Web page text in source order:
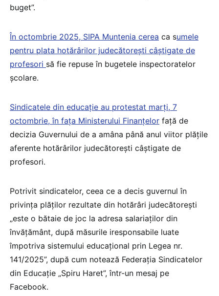
buget”.
În octombrie 2025, SIPA Muntenia cerea ca sumele
pentru plata hotărârilor judecătorești câștigate de
profesori să fie repuse în bugetele inspectoratelor
școlare.
Sindicatele din educație au protestat marți, 7
octombrie, în fața Ministerului Finanțelor față de
decizia Guvernului de a amâna până anul viitor plățile
aferente hotărârilor judecătorești câștigate de
profesori.
Potrivit sindicatelor, ceea ce a decis guvernul în
privința plăților rezultate din hotărâri judecătorești
„este o bătaie de joc la adresa salariaților din
învățământ, după măsurile iresponsabile luate
împotriva sistemului educațional prin Legea nr.
141/2025”, după cum notează Federația Sindicatelor
din Educație „Spiru Haret”, într-un mesaj pe
Facebook.